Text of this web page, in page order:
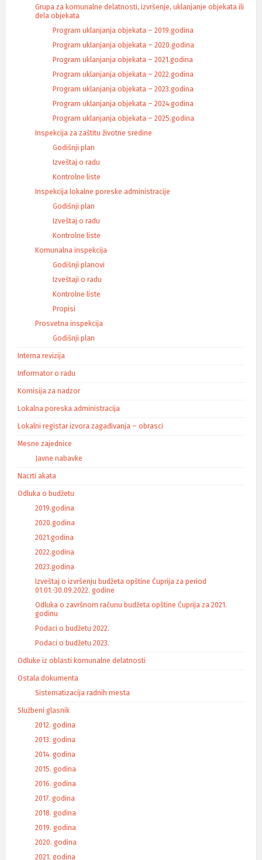
Grupa za komunalne delatnosti, izvršenje, uklanjanje objekata ili
dela objekata
Program uklanjanja objekata – 2019.godina
Program uklanjanja objekata – 2020.godina
Program uklanjanja objekata – 2021.godina
Program uklanjanja objekata – 2022.godina
Program uklanjanja objekata – 2023.godina
Program uklanjanja objekata – 2024.godina
Program uklanjanja objekata – 2025.godina
Inspekcija za zaštitu životne sredine
Godišnji plan
Izveštaj o radu
Kontrolne liste
Inspekcija lokalne poreske administracije
Godišnji plan
Izveštaj o radu
Kontrolne liste
Komunalna inspekcija
Godišnji planovi
Izveštaji o radu
Kontrolne liste
Propisi
Prosvetna inspekcija
Godišnji plan
Interna revizija
Informator o radu
Komisija za nadzor
Lokalna poreska administracija
Lokalni registar izvora zagađivanja – obrasci
Mesne zajednice
Javne nabavke
Nacrti akata
Odluka o budžetu
2019.godina
2020.godina
2021.godina
2022.godina
2023.godina
Izveštaj o izvršenju budžeta opštine Ćuprija za period
01.01.-30.09.2022. godine
Odluka o završnom računu budžeta opštine Ćuprija za 2021.
godinu
Podaci o budžetu 2022.
Podaci o budžetu 2023.
Odluke iz oblasti komunalne delatnosti
Ostala dokumenta
Sistematizacija radnih mesta
Službeni glasnik
2012. godina
2013. godina
2014. godina
2015. godina
2016. godina
2017. godina
2018. godina
2019. godina
2020. godina
2021. godina